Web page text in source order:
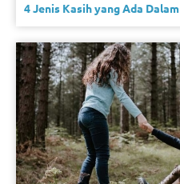
4 Jenis Kasih yang Ada